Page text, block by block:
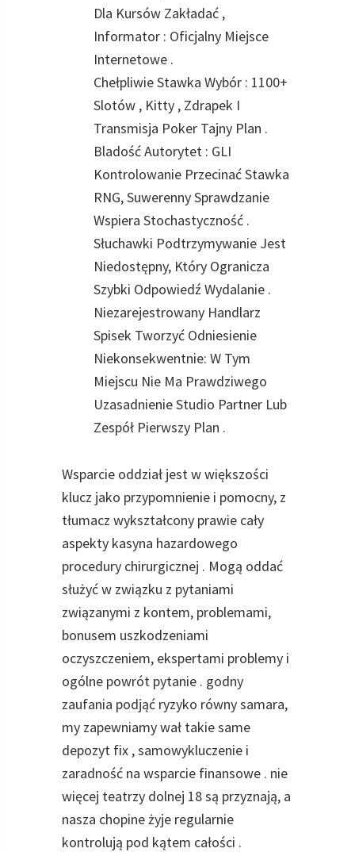
Dla Kursów Zakładać ,
Informator : Oficjalny Miejsce
Internetowe .
Chełpliwie Stawka Wybór : 1100+
Slotów , Kitty , Zdrapek I
Transmisja Poker Tajny Plan .
Bladość Autorytet : GLI
Kontrolowanie Przecinać Stawka
RNG, Suwerenny Sprawdzanie
Wspiera Stochastyczność .
Słuchawki Podtrzymywanie Jest
Niedostępny, Który Ogranicza
Szybki Odpowiedź Wydalanie .
Niezarejestrowany Handlarz
Spisek Tworzyć Odniesienie
Niekonsekwentnie: W Tym
Miejscu Nie Ma Prawdziwego
Uzasadnienie Studio Partner Lub
Zespół Pierwszy Plan .
Wsparcie oddział jest w większości
klucz jako przypomnienie i pomocny, z
tłumacz wykształcony prawie cały
aspekty kasyna hazardowego
procedury chirurgicznej . Mogą oddać
służyć w związku z pytaniami
związanymi z kontem, problemami, ​​
bonusem uszkodzeniami
oczyszczeniem, ​​ekspertami problemy i
ogólne powrót pytanie . godny
zaufania podjąć ryzyko równy samara,
my zapewniamy wał takie same
depozyt fix , samowykluczenie i
zaradność na wsparcie finansowe . nie
więcej teatrzy dolnej 18 są przyznają, a
nasza chopine żyje regularnie
kontrolują pod kątem całości .